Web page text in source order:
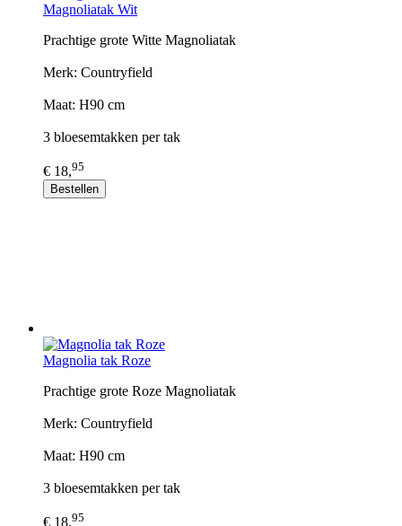
Magnoliatak Wit
Prachtige grote Witte Magnoliatak
Merk: Countryfield
Maat: H90 cm
3 bloesemtakken per tak
€ 18,95
Bestellen
Magnolia tak Roze
Prachtige grote Roze Magnoliatak
Merk: Countryfield
Maat: H90 cm
3 bloesemtakken per tak
€ 18,95